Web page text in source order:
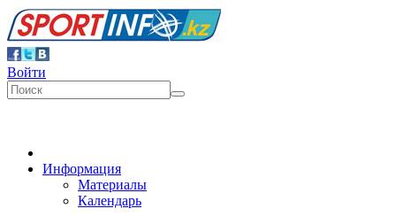
Войти
Информация
Материалы
Календарь